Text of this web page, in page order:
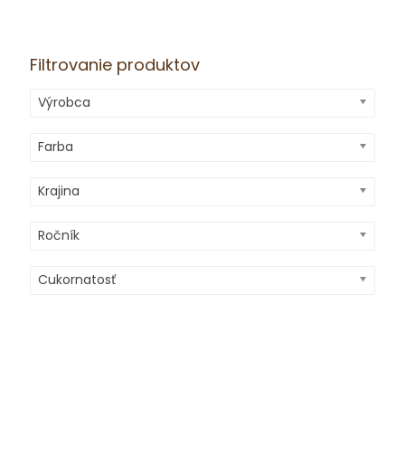
Filtrovanie produktov
Výrobca
Farba
Krajina
Ročník
Cukornatosť